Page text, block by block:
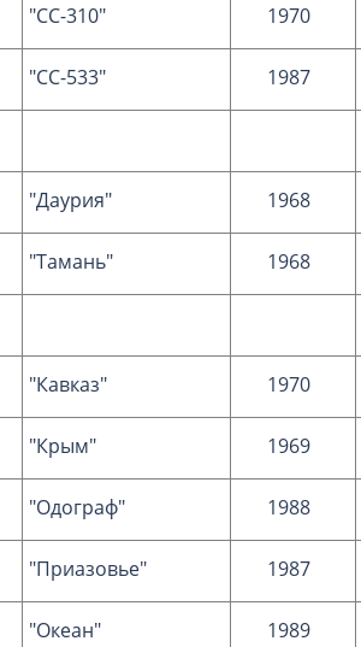
"СС-310" 1970
"СС-533" 1987
"Даурия" 1968
"Тамань" 1968
"Кавказ" 1970
"Крым" 1969
"Одограф" 1988
"Приазовье" 1987
"Океан" 1989